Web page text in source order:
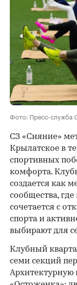
Фото: Пресс-служба
СЗ «Сияние»
Крылатское в
спортивных
комфорта.
создается как
сообщества,
сочетается с
спорта и
выбирают для
Клубный
семи секций
Архитектурную